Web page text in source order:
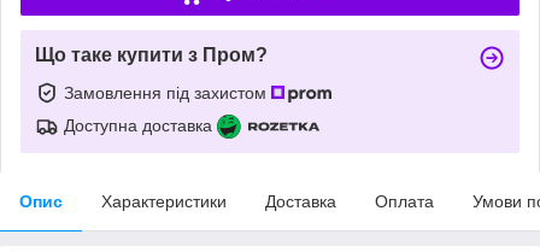
Що таке купити з Пром?
Замовлення під захистом
Доступна доставка
Опис Характеристики Доставка Оплата Умови